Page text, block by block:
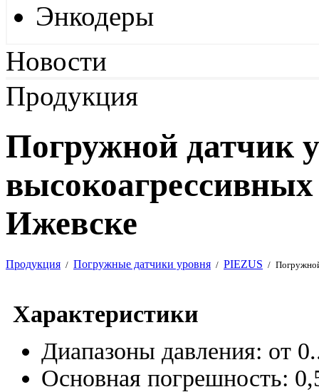
Энкодеры
Новости
Продукция
Погружной датчик
Ижевске
Продукция / Погружные датчики уровня / PIEZUS /
Характеристики
Диапазоны давления: от
Основная погрешность: